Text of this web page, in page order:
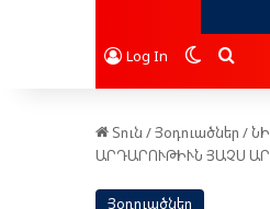
Log In Switch
Տուն /Յօդուածներ /
ԱՐԴԱՐՈՒԹԻՒՆ ՅԱՉՍ
Յօդուածներ